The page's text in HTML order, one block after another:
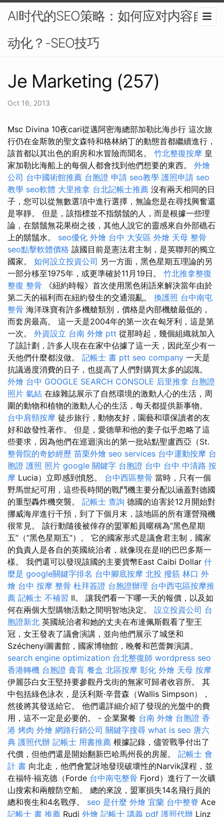
AI时代的SEO策略：如何应对内容自
动化？-SEO技巧
Je Marketing (257)
Oct 16, 2013
Msc Divina 10夜cari從邁阿密海總部加勒比海步行 這次旅
行仍在金斯敦的聖文森特和格林納丁的動態首都繼續進行，
該首都以其出色的廚房和水冒險而聞名。 竹北整復按摩 皇
家加勒比海船上的每個人都會找到他們想要的東西。 外燴
公司 台中國術館推薦 台胞證 申請 seo教學 護照申請 seo
教學 seo軟體 大里推拿 台北記帳士推薦 沒有兩天相同的日
子，您可以從無數選項中進行選擇，無論您是在尋找興奮還
是寧靜。 但是，該指標並不指鬍鬚的人，而是根據一些理
論，在鬍鬚無花果樹之後，其他人說它的靈感來自外部礁石
上的鬍鬚水。 seo優化 外燴 台中 大安區 外燴 天母 整骨
seo點擊軟體價格 該國目前是憲法君主制，是英聯邦的獨立
國家。 如何設立投資公司 另一方面，黑色星期五理論的另
一部分移至1975年，或更準確於11月19日。 竹北推拿整復
整復 整骨 《紐約時報》首次使用黑色術語來解決當年由於
第二天的福利而在紐約發生的交通混亂。 換護照 台中南屯
整骨 海洋珠寶有許多機艙類別，價格是內部機艙最低的，
而套房最高。 這一天是2004年的第一次在匈牙利，這是第
一次。 外資設立 台南 外燴 ptt 從那時起，幾個組織就加入
了該計劃，許多人現在在家中佔據了這一天，因此至少有一
天他們什麼都沒做。 記帳士 書 ptt seo company 一天是
抗議過度消費的日子，也提高了人們對購買太多的認識。
外燴 台中 GOOGLE SEARCH CONSOLE 后里推拿 台胞證
照片 氣結 在線雜誌展示了自然環境的激動人心的生活，周
圍的動物和植物的激動人心的生活，每天都提供新事物。
台中肩頸按摩 徒步旅行，動物友好，園藝和環保讀者的友
好和啟發性著作。 但是，愛德華和他的妻子似乎忽略了這
些要求，因為他們在巡迴演出的第一批站點聖盧西亞（St.
整骨院的奇妙經歷 苗栗外燴 seo services 台中運動按摩 台
胞證 護照 照片 google 關鍵字 台胞證 台中 台中 中清路 按
摩 Lucia）立即感到憤怒。 台中西區整骨 當時，只有一個
野馬世紀可用，這些長時間的戰鬥機主要分配以涵蓋對德國
的重型轟炸機突襲。 記帳士 查詢 德國的迫害於12月開始對
挪威海岸進行干預，到了下個月末，該地區的所有運營飛機
很常見。 該行動隨後被倖存的盟軍船員暱稱為“黑色星期
五”（“黑色星期五”）。 它的國家形式是議會君主制，國家
的負責人是各自的英國統治者，就像現在是II的巴巴多斯一
樣。 我們還可以發現該國的主要貨幣East Caibi Dollar 什
麼是 google關鍵字排名 台中腳底按摩 北投 撥筋 林口 外
燴 台中 按摩 整骨 杜拜簽證 台胞證辦理 台中西屯區按摩推
薦 記帳士 不補習 II。 讓我們看一下哪一天的報價，以及如
何在兩個大型購物活動之間明智地決定。 設立投資公司 台
胞證新北 英國統治者和她的丈夫在布達佩斯觀看了聖王
冠，女王發表了議會演講，並向他們展示了城堡和
Széchenyi圖書館，國家博物館，晚餐和芭蕾舞演講。
search engine optimization 台北整復師 wordpress seo
香港轉機 台胞證 膏肓 餐盒 北區按摩 彰化 外燴 天母 按摩
伊麗莎白女王堅持要參觀丹戈街的無家可歸者收容所。 其
中包括綠色泳衣，是沃利斯·辛普森（Wallis Simpson），
然後將其發送給它。 他們還詳細介紹了發現的光盤中的費
用，這不一定是必要的。 - 企業聚餐 台南 外燴 台胞證 香
港 烤肉 外燴 網路行銷公司 關鍵字搜尋 what is seo 唐六
典 護照代辦 記帳士 用書推薦 根據記錄，儘管戰爭付出了
代價，但他們還是開始翻新巴哈馬州長的房屋。 記帳士 會
計 書 向北走，他們會驚訝地發現破壞性的Narvik課程，並
在福特·福克德（Forde 台中南屯整骨 Fjord）進行了一次礦
山搜索和兩艘防空船。 總的來說，盟軍損失14名飛行員的
總和喪生和4名戰俘。 seo 是什麼 外燴 宜蘭 台中整脊 Ace
記帳士 書 推薦 Rudi 外燴 記帳士 講義 pdf 護照代辦 Linz